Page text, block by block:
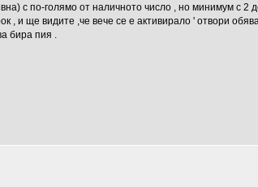
с по-голямо от наличното число , но минимум с 2
, и ще видите ,че вече се е активирало ' отвори
бира пия .